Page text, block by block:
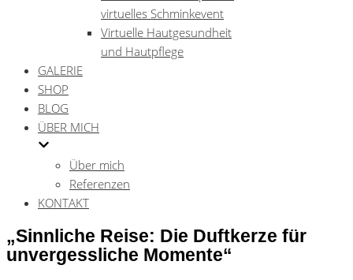
virtuelles Schminkevent
Virtuelle Hautgesundheit
und Hautpflege
GALERIE
SHOP
BLOG
ÜBER MICH
Über mich
Referenzen
KONTAKT
„Sinnliche Reise: Die Duftkerze für
unvergessliche Momente“